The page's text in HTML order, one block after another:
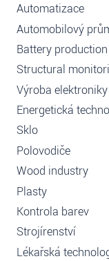
Automatizace
Automobilový
Battery production
Structural
Výroba elektroniky
Energetická
Sklo
Polovodiče
Wood industry
Plasty
Kontrola barev
Strojírenství
Lékařská